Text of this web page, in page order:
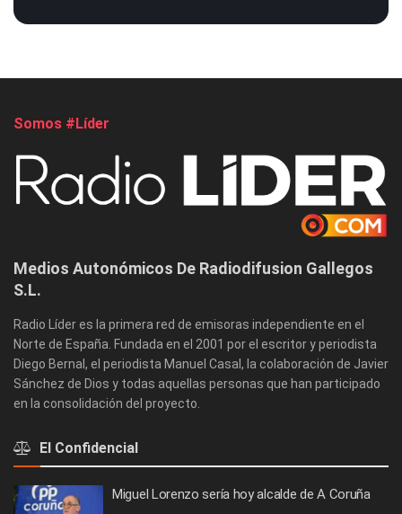
Somos #Líder
Medios Autonómicos De Radiodifusion Gallegos
S.L.
Radio Líder es la primera red de emisoras independiente en el
Norte de España. Fundada en el 2001 por el escritor y periodista
Diego Bernal, el periodista Manuel Casal, la colaboración de Javier
Sánchez de Dios y todas aquellas personas que han participado
en la consolidación del proyecto.
El Confidencial
Miguel Lorenzo sería hoy alcalde de A Coruña